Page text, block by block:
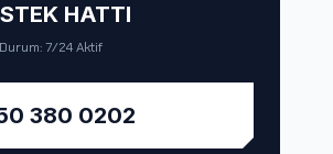
HATTI
Durum: 7/24 Aktif
380 0202